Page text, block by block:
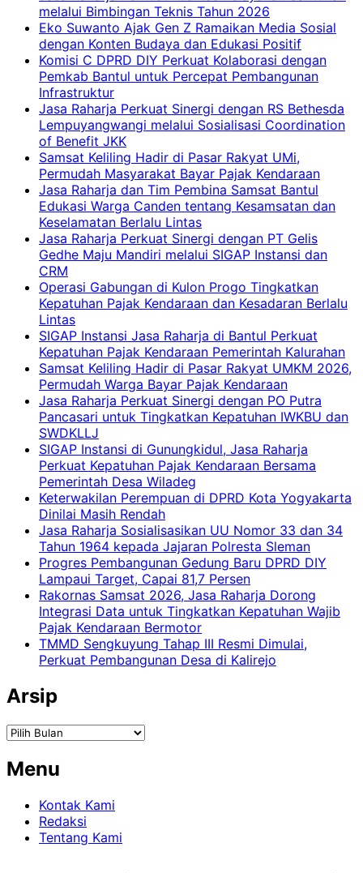
melalui Bimbingan Teknis Tahun 2026
Eko Suwanto Ajak Gen Z Ramaikan Media Sosial
dengan Konten Budaya dan Edukasi Positif
Komisi C DPRD DIY Perkuat Kolaborasi dengan
Pemkab Bantul untuk Percepat Pembangunan
Infrastruktur
Jasa Raharja Perkuat Sinergi dengan RS Bethesda
Lempuyangwangi melalui Sosialisasi Coordination
of Benefit JKK
Samsat Keliling Hadir di Pasar Rakyat UMi,
Permudah Masyarakat Bayar Pajak Kendaraan
Jasa Raharja dan Tim Pembina Samsat Bantul
Edukasi Warga Canden tentang Kesamsatan dan
Keselamatan Berlalu Lintas
Jasa Raharja Perkuat Sinergi dengan PT Gelis
Gedhe Maju Mandiri melalui SIGAP Instansi dan
CRM
Operasi Gabungan di Kulon Progo Tingkatkan
Kepatuhan Pajak Kendaraan dan Kesadaran Berlalu
Lintas
SIGAP Instansi Jasa Raharja di Bantul Perkuat
Kepatuhan Pajak Kendaraan Pemerintah Kalurahan
Samsat Keliling Hadir di Pasar Rakyat UMKM 2026,
Permudah Warga Bayar Pajak Kendaraan
Jasa Raharja Perkuat Sinergi dengan PO Putra
Pancasari untuk Tingkatkan Kepatuhan IWKBU dan
SWDKLLJ
SIGAP Instansi di Gunungkidul, Jasa Raharja
Perkuat Kepatuhan Pajak Kendaraan Bersama
Pemerintah Desa Wiladeg
Keterwakilan Perempuan di DPRD Kota Yogyakarta
Dinilai Masih Rendah
Jasa Raharja Sosialisasikan UU Nomor 33 dan 34
Tahun 1964 kepada Jajaran Polresta Sleman
Progres Pembangunan Gedung Baru DPRD DIY
Lampaui Target, Capai 81,7 Persen
Rakornas Samsat 2026, Jasa Raharja Dorong
Integrasi Data untuk Tingkatkan Kepatuhan Wajib
Pajak Kendaraan Bermotor
TMMD Sengkuyung Tahap III Resmi Dimulai,
Perkuat Pembangunan Desa di Kalirejo
Arsip
Arsip
Menu
Kontak Kami
Redaksi
Tentang Kami